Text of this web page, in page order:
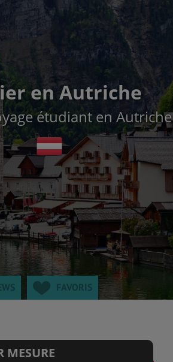
en Autriche
étudiant en Autriche
FAVORIS
MESURE